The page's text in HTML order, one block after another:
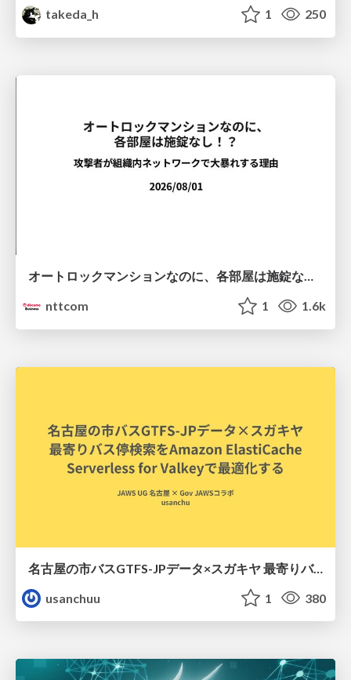
takeda_h
1 250
オートロックマンションなのに、各部屋は施錠なし！？ 攻撃者が組織内ネットワークで大暴れする理由 / The Front Door Is Locked, but the Rooms Are Wide Open: Why Attackers Move Freely Inside Enterprise Networks
nttcom
1 1.6k
名古屋の市バスGTFS-JPデータ×スガキヤ 最寄りバス停検索をAmazon ElastiCache Serverless for Valkeyで最適化する
usanchuu
1 380